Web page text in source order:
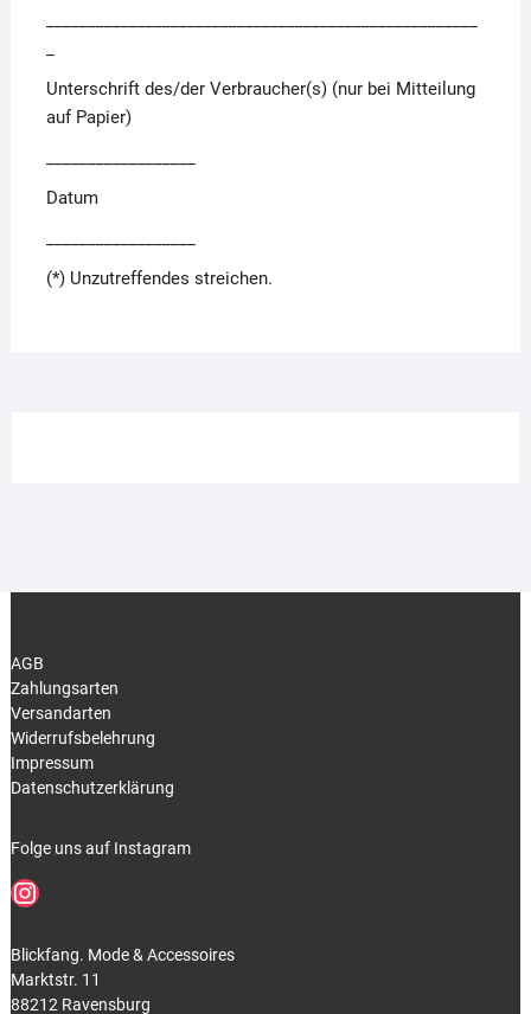
Unterschrift des/der Verbraucher(s) (nur bei Mitteilung
auf Papier)
Datum
(*) Unzutreffendes streichen.
AGB
Zahlungsarten
Versandarten
Widerrufsbelehrung
Impressum
Datenschutzerklärung
Folge uns auf Instagram
Instagram
Blickfang. Mode & Accessoires
Marktstr. 11
88212 Ravensburg